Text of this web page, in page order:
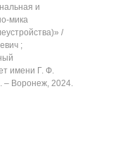
и
мика
/
;
имени Г. Ф.
‒ Воронеж, 2024.